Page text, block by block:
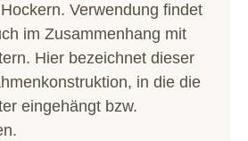
Verwendung findet
im Zusammenhang mit
Hier bezeichnet dieser
in die die
eingehängt bzw.